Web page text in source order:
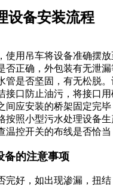
备安装流程
用吊车将设备准确摆
正确，外包装有无泄漏
是否坚固，有无松脱
口防止油污，将接口
应安装的桥架固定完
照小型污水处理设备
开关的布线是否恰当
的注意事项
好，如出现渗漏，扭